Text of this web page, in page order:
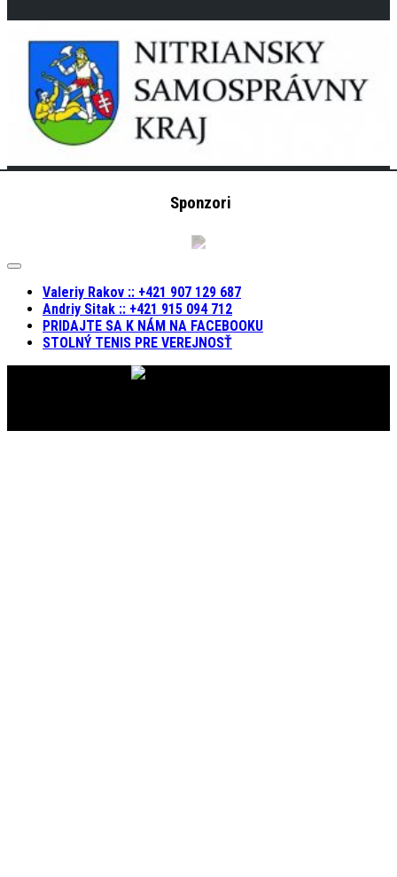
Sponzori
Expand
Valeriy Rakov :: +421 907 129 687
Andriy Sitak :: +421 915 094 712
PRIDAJTE SA K NÁM NA FACEBOOKU
STOLNÝ TENIS PRE VEREJNOSŤ